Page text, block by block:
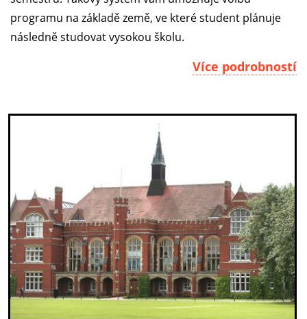
programu na základě země, ve které student plánuje
následně studovat vysokou školu.
Více podrobností